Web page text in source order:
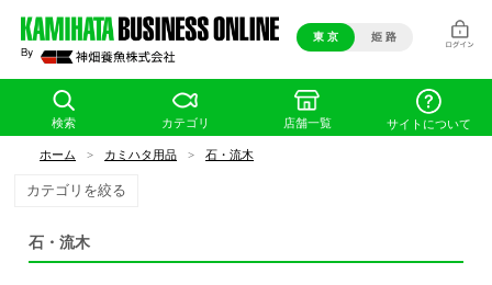
東 京 姫 路
検索 カテゴリ 店舗一覧 サイトについて
ホーム > カミハタ用品 > 石・流木
カテゴリを絞る
石・流木